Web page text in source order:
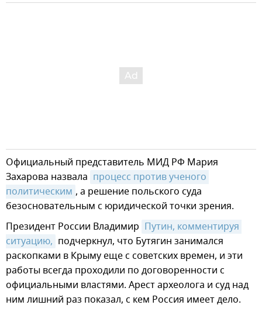
Официальный представитель МИД РФ Мария
Захарова назвала процесс против ученого
политическим , а решение польского суда
безосновательным с юридической точки зрения.
Президент России Владимир Путин, комментируя
ситуацию, подчеркнул, что Бутягин занимался
раскопками в Крыму еще с советских времен, и эти
работы всегда проходили по договоренности с
официальными властями. Арест археолога и суд над
ним лишний раз показал, с кем Россия имеет дело.